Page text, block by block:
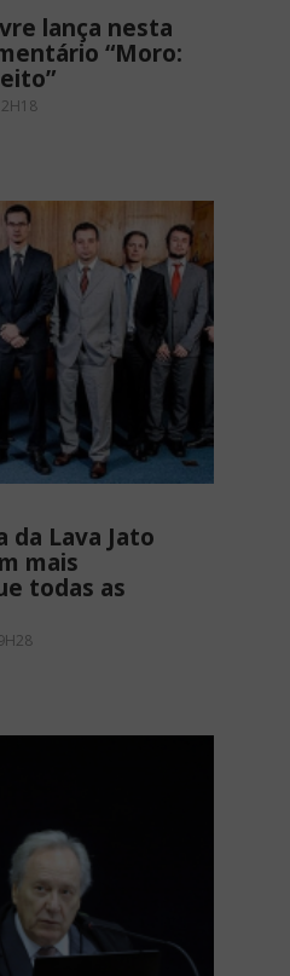
lança nesta
“Moro:
da Lava Jato
mais
todas as